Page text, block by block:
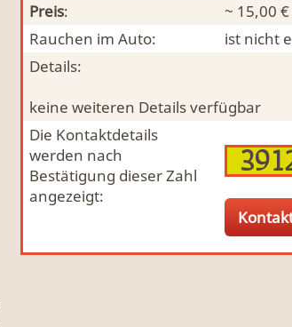
Preis:
~ 15,00
Rauchen im Auto:
ist nicht
Details:
keine weiteren Details verfügbar
Die Kontaktdetails
werden nach
Bestätigung dieser Zahl
angezeigt: